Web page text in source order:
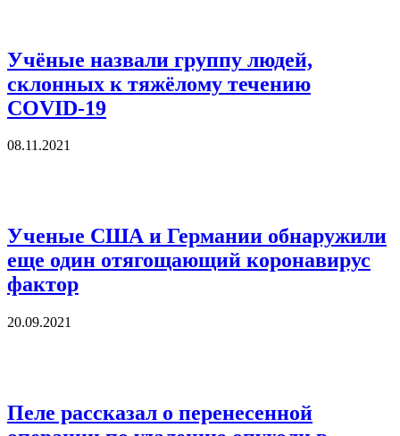
Учёные назвали группу людей,
склонных к тяжёлому течению
COVID-19
08.11.2021
Ученые США и Германии обнаружили
еще один отягощающий коронавирус
фактор
20.09.2021
Пеле рассказал о перенесенной